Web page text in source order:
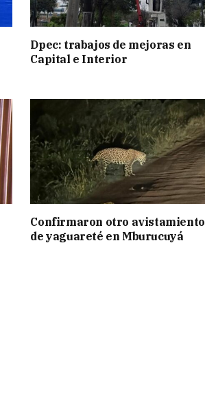
Dpec: trabajos de mejoras en
Capital e Interior
Confirmaron otro avistamiento
de yaguareté en Mburucuyá